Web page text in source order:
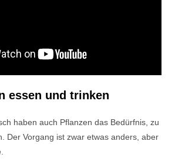
essen und trinken
haben auch Pflanzen das Bedürfnis, zu
Der Vorgang ist zwar etwas anders, aber